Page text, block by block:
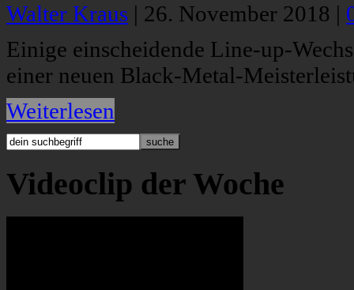
Walter Kraus | 26. November 2018 |
Einige einscheidende Line-up-
einer neuen Black-Metal-
Weiterlesen
Videoclip der Woche